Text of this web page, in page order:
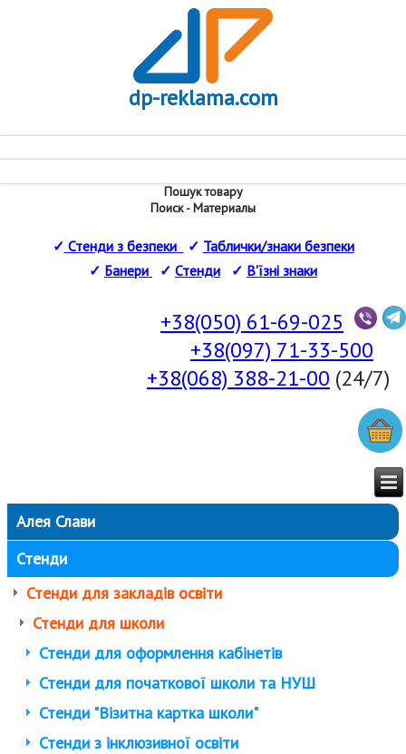
dp-reklama.com
Пошук товару
Поиск - Материалы
✓ Стенди з безпеки ✓ Таблички/знаки безпеки
✓ Банери ✓ Стенди ✓ В'їзні знаки
+38(050) 61-69-025
+38(097) 71-33-500
+38(068) 388-21-00 (24/7)
Алея Слави
Стенди
Стенди для закладів освіти
Стенди для школи
Стенди для оформлення кабінетів
Стенди для початкової школи та НУШ
Стенди "Візитна картка школи"
Стенди з інклюзивної освіти